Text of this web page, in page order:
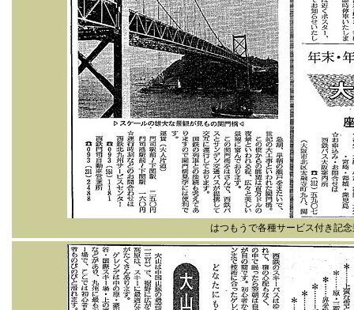
はつもうで各種サービス付き記